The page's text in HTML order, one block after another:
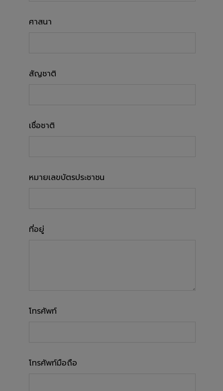
ศาสนา
สัญชาติ
เชื่อชาติ
หมายเลขบัตรประชาชน
ที่อยู่
โทรศัพท์
โทรศัพท์มือถือ